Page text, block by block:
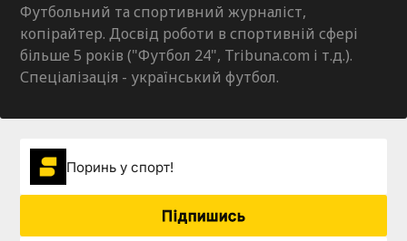
Футбольний та спортивний журналіст,
копірайтер. Досвід роботи в спортивній сфері
більше 5 років ("Футбол 24", Tribuna.com і т.д.).
Спеціалізація - український футбол.
Поринь у спорт!
Підпишись